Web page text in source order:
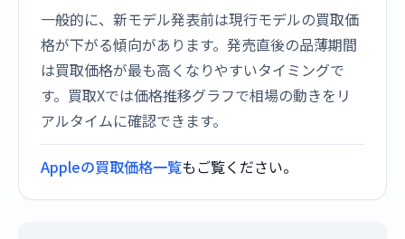
一般的に、新モデル発表前は現行モデルの買取価
格が下がる傾向があります。発売直後の品薄期間
は買取価格が最も高くなりやすいタイミングで
す。買取Xでは価格推移グラフで相場の動きをリ
アルタイムに確認できます。
Appleの買取価格一覧もご覧ください。